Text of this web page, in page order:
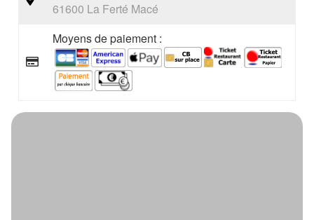
61600 La Ferté Macé
Moyens de paiement :